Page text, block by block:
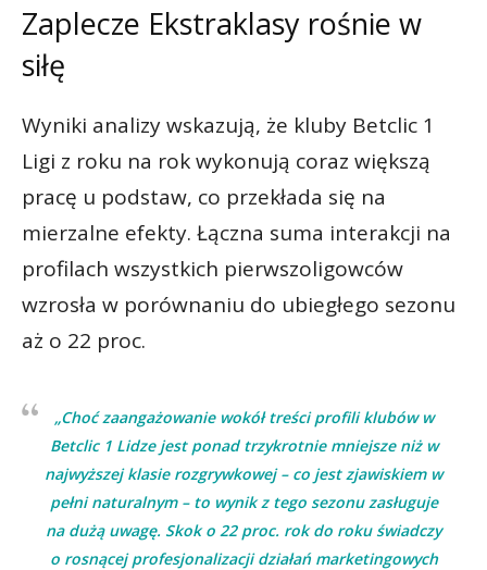
Zaplecze Ekstraklasy rośnie w
siłę
Wyniki analizy wskazują, że kluby Betclic 1
Ligi z roku na rok wykonują coraz większą
pracę u podstaw, co przekłada się na
mierzalne efekty. Łączna suma interakcji na
profilach wszystkich pierwszoligowców
wzrosła w porównaniu do ubiegłego sezonu
aż o 22 proc.
„Choć zaangażowanie wokół treści profili klubów w
Betclic 1 Lidze jest ponad trzykrotnie mniejsze niż w
najwyższej klasie rozgrywkowej – co jest zjawiskiem w
pełni naturalnym – to wynik z tego sezonu zasługuje
na dużą uwagę. Skok o 22 proc. rok do roku świadczy
o rosnącej profesjonalizacji działań marketingowych